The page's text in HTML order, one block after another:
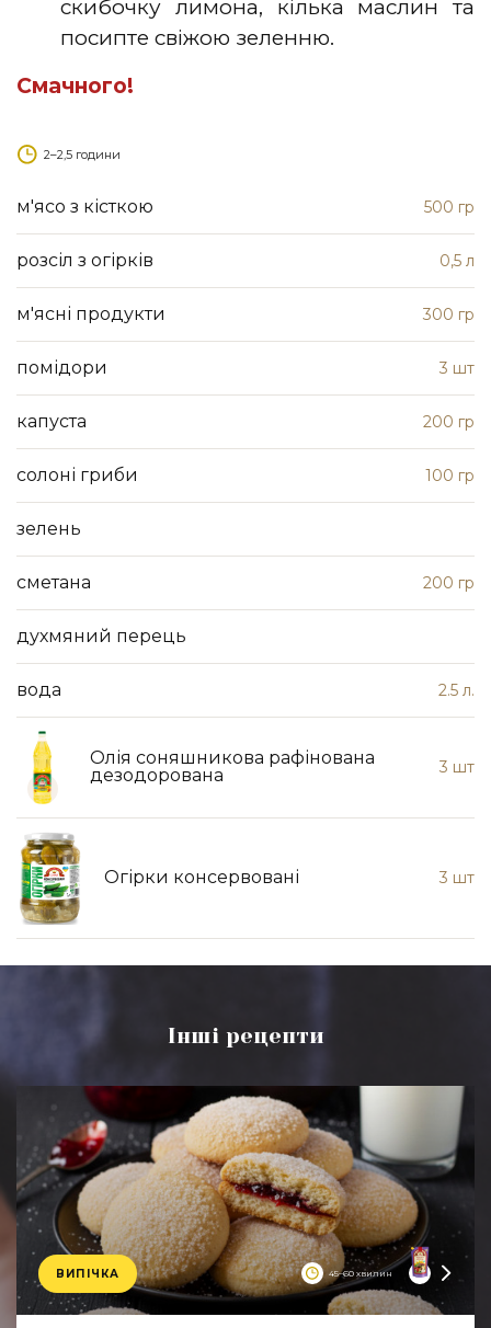
скибочку лимона, кілька маслин та
посипте свіжою зеленню.
Смачного!
2–2,5 години
м'ясо з кісткою 500 гр
розсіл з огірків 0,5 л
м'ясні продукти 300 гр
помідори 3 шт
капуста 200 гр
солоні гриби 100 гр
зелень
сметана 200 гр
духмяний перець
вода 2.5 л.
Олія соняшникова рафінована
дезодорована
3 шт
Огірки консервовані 3 шт
Інші рецепти
ВИПІЧКА 45–60 хвилин
Product